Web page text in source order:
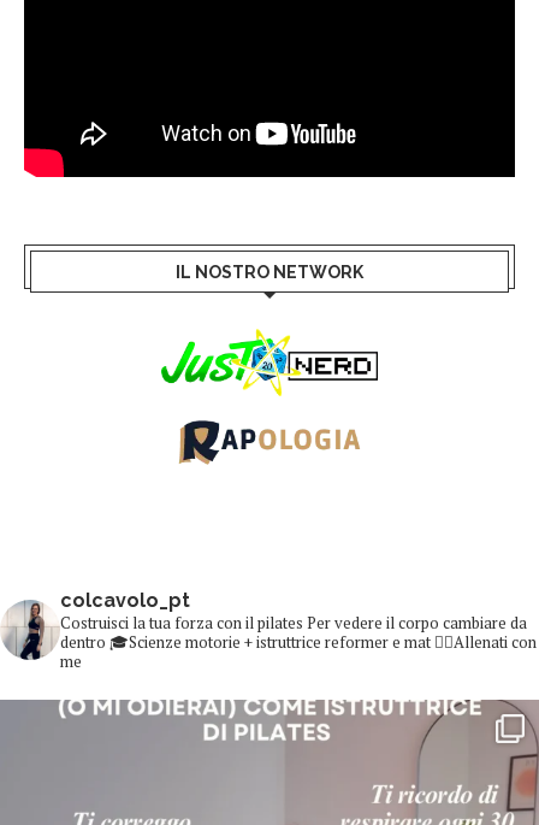
IL NOSTRO NETWORK
colcavolo_pt
Costruisci la tua forza con il pilates Per vedere il corpo cambiare da
dentro 🎓Scienze motorie + istruttrice reformer e mat 👇🏻Allenati con
me